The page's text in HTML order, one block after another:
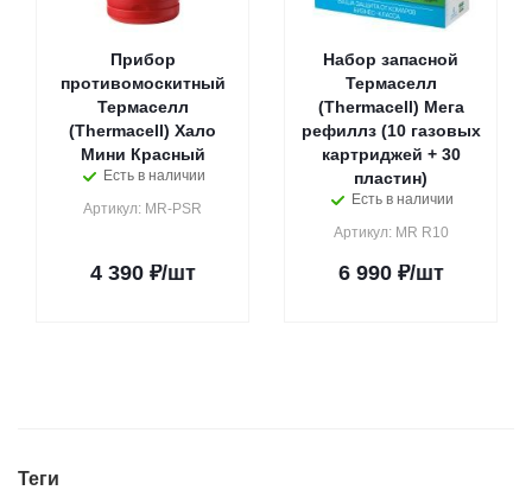
Прибор
противомоскитный
Термаселл
(Thermacell) Хало
Мини Красный
Есть в наличии
Артикул: MR-PSR
4 390₽/шт
Набор запасной
Термаселл
(Thermacell) Мега
рефиллз (10 газовых
картриджей + 30
пластин)
Есть в наличии
Артикул: MR R10
6 990₽/шт
Теги